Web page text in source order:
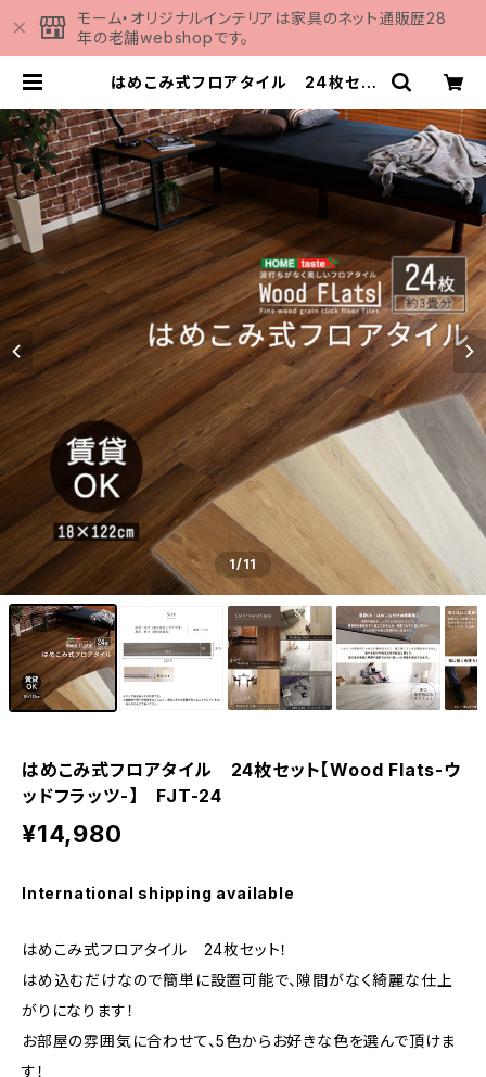
モーム・オリジナルインテリアは家具のネット通販歴28
年の老舗webshopです。
はめこみ式フロアタイル 24枚セッ
FJT-24 | 家具の通販専門店 MOM
U
1/11
はめこみ式フロアタイル 24枚セット【Wood Flats-ウ
ッドフラッツ-】 FJT-24
¥14,980
International shipping available
はめこみ式フロアタイル 24枚セット！
はめ込むだけなので簡単に設置可能で、隙間がなく綺麗な仕上
がりになります！
お部屋の雰囲気に合わせて、5色からお好きな色を選んで頂けま
す！